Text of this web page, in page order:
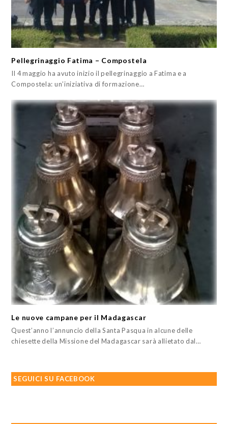
Pellegrinaggio Fatima – Compostela
Il 4 maggio ha avuto inizio il pellegrinaggio a Fatima e a
Compostela: un’iniziativa di formazione…
Le nuove campane per il Madagascar
Quest’anno l’annuncio della Santa Pasqua in alcune delle
chiesette della Missione del Madagascar sarà allietato dal…
SEGUICI SU FACEBOOK